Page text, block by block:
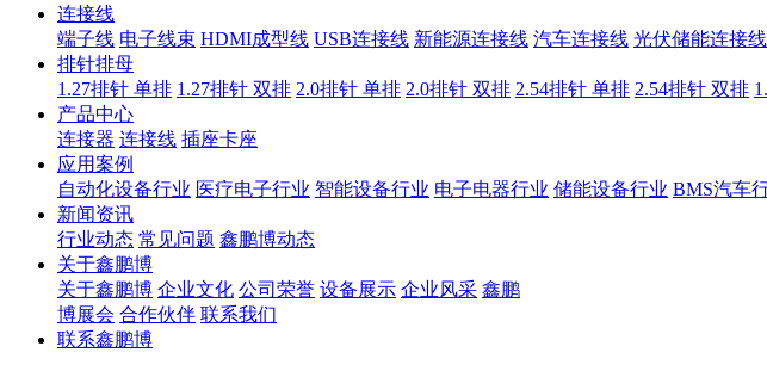
连接线
端子线 电子线束 HDMI成型线 USB连接线 新能源连接线 汽车连接线 光伏储能连接线
排针排母
1.27排针 单排 1.27排针 双排 2.0排针 单排 2.0排针 双排 2.54排针 单排 2.54排针 双排
产品中心
连接器 连接线 插座卡座
应用案例
自动化设备行业 医疗电子行业 智能设备行业 电子电器行业 储能设备行业 BMS汽车
新闻资讯
行业动态 常见问题 鑫鹏博动态
关于鑫鹏博
关于鑫鹏博 企业文化 公司荣誉 设备展示 企业风采 鑫鹏
博展会 合作伙伴 联系我们
联系鑫鹏博